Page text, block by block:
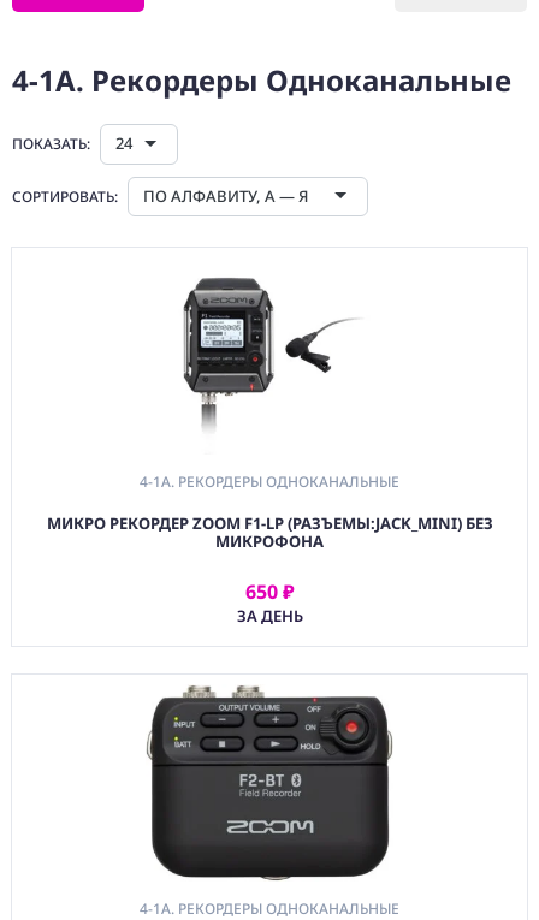
2. ПЕРЕДАЧА И
ОБРАБОТКА
СИГНАЛА
3. МОНИТОРИНГ И
АКУСТИКА
МИКШЕРЫ
4-1A. Рекордеры
4-2A. Рекордеры
Многоканальные
4-3A. Микшерные
4-4A. Микшерные
Пульты Цифровые
Аудиоинтерфейсы
5. МУЗЫКАЛЬНОЕ И
DJ ОБОРУДОВАНИЕ
6. АКСЕССУРЫ ДЛЯ
ОБОРУДОВАНИЕ
4-1A. Рекордеры Одноканальные
ПОКАЗАТЬ: 24
СОРТИРОВАТЬ: ПО АЛФАВИТУ, А — Я
4-1A. РЕКОРДЕРЫ ОДНОКАНАЛЬНЫЕ
МИКРО РЕКОРДЕР ZOOM F1-LP (РАЗЪЕМЫ:JACK_MINI) БЕЗ
МИКРОФОНА
650 ₽
ЗА ДЕНЬ
АРЕНДОВАТЬ
4-1A. РЕКОРДЕРЫ ОДНОКАНАЛЬНЫЕ